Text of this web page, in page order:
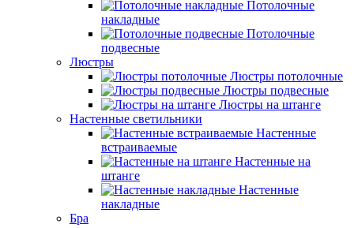
Потолочные
накладные
Потолочные
подвесные
Люстры
Люстры потолочные
Люстры подвесные
Люстры на штанге
Настенные светильники
Настенные
встраиваемые
Настенные на
штанге
Настенные
накладные
Бра